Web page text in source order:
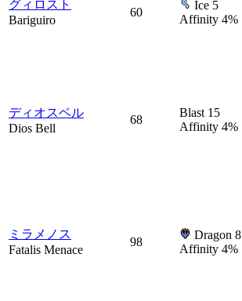
グィロスト
Bariguiro
60
Ice 5
Affinity 4%
ディオスベル
Dios Bell
68
Blast 15
Affinity 4%
ミラメノス
Fatalis Menace
98
Dragon 8
Affinity 4%